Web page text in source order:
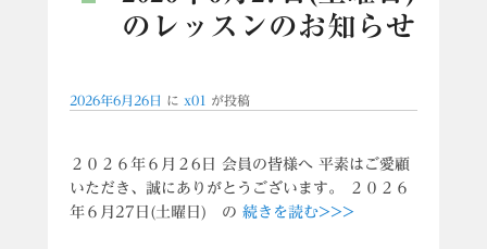
のレッスンのお知らせ
2026年6月26日 に x01 が投稿
２０２６年６月２6日 会員の皆様へ 平素はご愛顧
いただき、誠にありがとうございます。 ２０２６
年６月27日(土曜日) の 続きを読む>>>